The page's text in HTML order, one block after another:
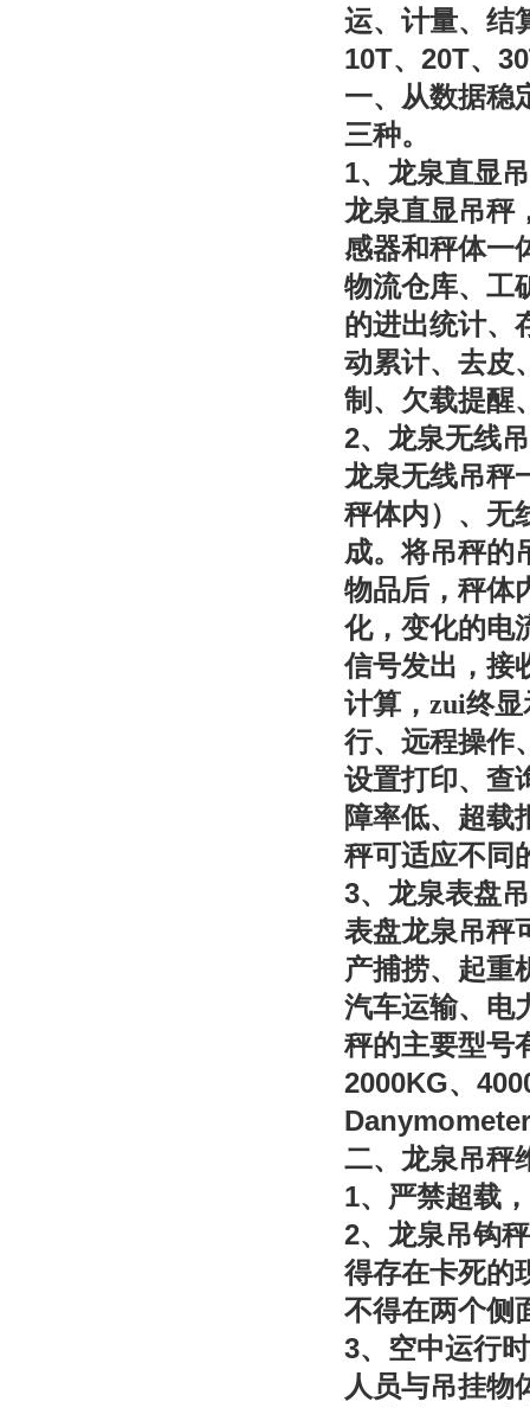
运、计量、结
10T、 20T、
一、从数据稳
三种。
1、龙泉直显
龙泉直显吊秤
感器和秤体一
物流仓库、工
的进出统计、
动累计、去皮
制、欠载提醒
2、龙泉无线
龙泉无线吊秤
秤体内）、无
成。将吊秤的
物品后，秤体
化，变化的电
信号发出，接
计算，zui终
行、远程操作
设置打印、查
障率低、超载
秤可适应不同
3、龙泉表盘
表盘龙泉吊秤
产捕捞、起重
汽车运输、电
秤的主要型号
2000KG、
Danymometer
二、龙泉吊秤
1、严禁超载
2、龙泉吊钩
得存在卡死的
不得在两个侧
3、空中运行
人员与吊挂物